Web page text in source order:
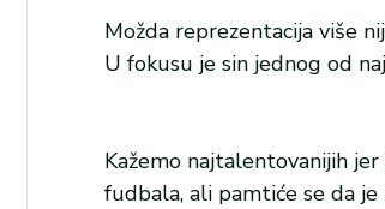
Možda reprezentacija više
U fokusu je sin jednog od
Kažemo najtalentovanijih
fudbala, ali pamtiće se da